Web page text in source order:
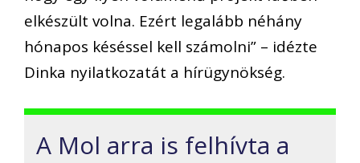
elkészült volna. Ezért legalább néhány
hónapos késéssel kell számolni” – idézte
Dinka nyilatkozatát a hírügynökség.
A Mol arra is felhívta a